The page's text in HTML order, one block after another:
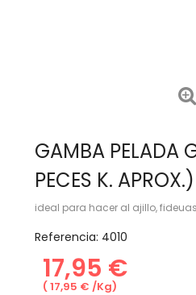
GAMBA PELADA
PECES K. APROX.)
ideal para hacer al ajillo,
Referencia: 4010
17,95 €
( 17,95 € /Kg)